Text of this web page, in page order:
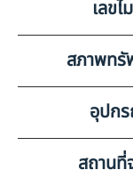
เลขไ
สภาพท
มีรอยขีดข่วนตาม
อุปก
ลำโพง แบต
สถานที่